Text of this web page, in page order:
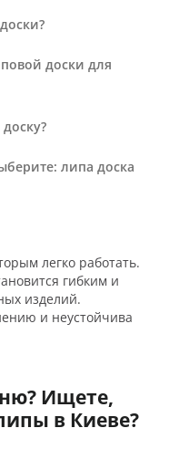
доски для
липа доска
легко работать.
гибким и
изделий.
и неустойчива
Ищете,
в Киеве?